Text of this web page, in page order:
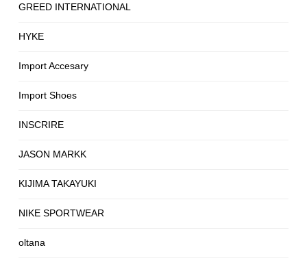
GREED INTERNATIONAL
HYKE
Import Accesary
Import Shoes
INSCRIRE
JASON MARKK
KIJIMA TAKAYUKI
NIKE SPORTWEAR
oltana